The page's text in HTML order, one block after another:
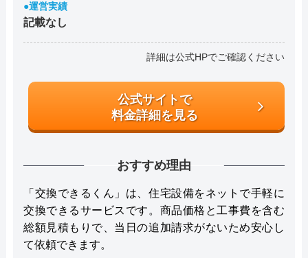
●運営実績
記載なし
詳細は公式HPでご確認ください
公式サイトで
料金詳細を見る
おすすめ理由
「交換できるくん」は、住宅設備をネットで手軽に
交換できるサービスです。商品価格と工事費を含む
総額見積もりで、当日の追加請求がないため安心し
て依頼できます。